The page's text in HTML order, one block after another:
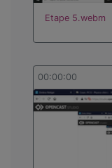
Etape 5.webm
00:00:00